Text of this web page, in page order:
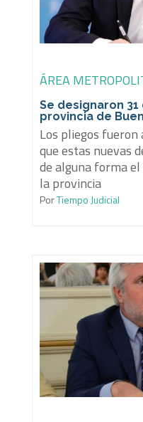
ÁREA
Se designaron
provincia de
Los pliegos fueron
que estas nuevas
de alguna forma
la provincia
PorTiempo Judicial